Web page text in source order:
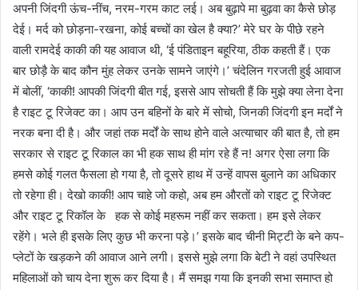
अपनी जिंदगी ऊंच-नींच, नरम-गरम काट लई। अब बुढ़ापे मा बुढ़वा का कैसे छोड़
देई। मर्द को छोड़ना-रखना, कोई बच्चों का खेल है क्या?’ मेरे घर के पीछे रहने
वाली रामदेई काकी की यह आवाज थी, ‘ई पंडिताइन बहूरिया, ठीक कहती हैं। एक
बार छोड़ै के बाद कौन मुंह लेकर उनके सामने जाएंगे।’ चंदेलिन गरजती हुई आवाज
में बोलीं, ‘काकी! आपकी जिंदगी बीत गई, इससे आप सोचती हैं कि मुझे क्या लेना देना
है राइट टू रिजेक्ट का। आप उन बहिनों के बारे में सोचो, जिनकी जिंदगी इन मर्दों ने
नरक बना दी है। और जहां तक मर्दों के साथ होने वाले अत्याचार की बात है, तो हम
सरकार से राइट टू रिकाल का भी हक साथ ही मांग रहे हैं न! अगर ऐसा लगा कि
हमसे कोई गलत फैसला हो गया है, तो दूसरे हाथ में उन्हें वापस बुलाने का अधिकार
तो रहेगा ही। देखो काकी! आप चाहे जो कहो, अब हम औरतों को राइट टू रिजेक्ट
और राइट टू रिकॉल के हक से कोई महरूम नहीं कर सकता। हम इसे लेकर
रहेंगे। भले ही इसके लिए कुछ भी करना पड़े।’ इसके बाद चीनी मिट्टी के बने कप-
प्लेटों के खड़कने की आवाज आने लगी। इससे मुझे लगा कि बेटी ने वहां उपस्थित
महिलाओं को चाय देना शुरू कर दिया है। मैं समझ गया कि इनकी सभा समाप्त हो